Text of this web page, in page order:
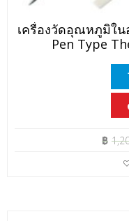
เครื่องวัดอุณหภูมิใน
Pen Type
฿